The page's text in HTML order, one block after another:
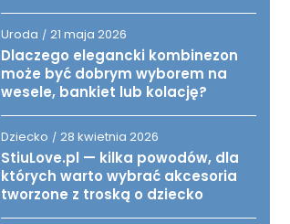
Uroda / 21 maja 2026
Dlaczego elegancki kombinezon
może być dobrym wyborem na
wesele, bankiet lub kolację?
Dziecko / 28 kwietnia 2026
StiuLove.pl — kilka powodów, dla
których warto wybrać akcesoria
tworzone z troską o dziecko